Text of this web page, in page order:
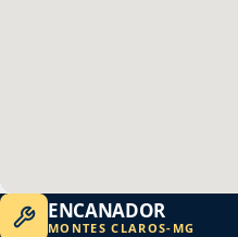
ENCANADOR
MONTES CLAROS- MG